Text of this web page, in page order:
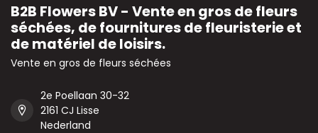
B2B Flowers BV - Vente en gros de fleurs
séchées, de fournitures de fleuristerie et
de matériel de loisirs.
Vente en gros de fleurs séchées
2e Poellaan 30-32
2161 CJ Lisse
Nederland